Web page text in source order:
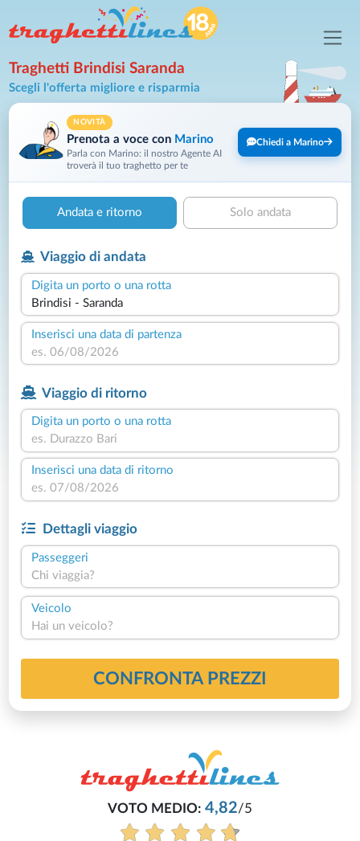
Traghetti Brindisi Saranda
Scegli l'offerta migliore e risparmia
NOVITÀ
Prenota a voce con Marino
Parla con Marino: il nostro Agente AI
troverà il tuo traghetto per te
Chiedi a Marino
Andata e ritorno Solo andata
Viaggio di andata
Digita un porto o una rotta
Inserisci una data di partenza
Viaggio di ritorno
Digita un porto o una rotta
Inserisci una data di ritorno
Dettagli viaggio
Passeggeri
Chi viaggia?
Veicolo
Hai un veicolo?
CONFRONTA PREZZI
VOTO MEDIO: 4,82/5